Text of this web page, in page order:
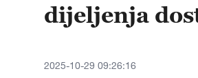
dijeljenja
2025-10-29 09:26:16